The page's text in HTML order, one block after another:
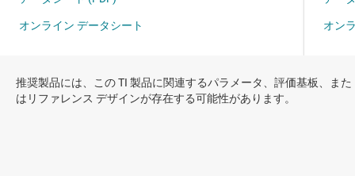
推奨製品には、この TI 製品に関連するパラメータ、評価基板、また
はリファレンス デザインが存在する可能性があります。